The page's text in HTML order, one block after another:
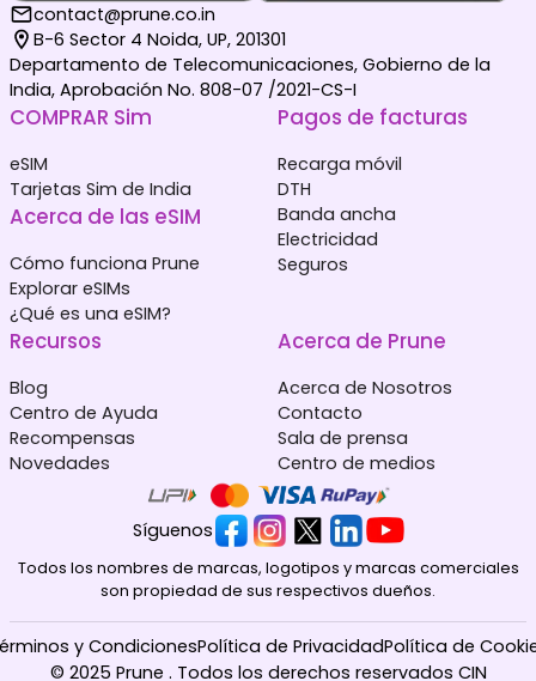
contact@prune.co.in
B-6 Sector 4 Noida, UP, 201301
Departamento de Telecomunicaciones, Gobierno de la
India, Aprobación No. 808-07 /2021-CS-I
COMPRAR Sim
eSIM
Tarjetas Sim de India
Acerca de las eSIM
Cómo funciona Prune
Explorar eSIMs
¿Qué es una eSIM?
Pagos de facturas
Recarga móvil
DTH
Banda ancha
Electricidad
Seguros
Recursos
Blog
Centro de Ayuda
Recompensas
Novedades
Acerca de Prune
Acerca de Nosotros
Contacto
Sala de prensa
Centro de medios
Síguenos
Todos los nombres de marcas, logotipos y marcas comerciales
son propiedad de sus respectivos dueños.
© 2025 Prune . Todos los derechos reservados CIN
y CondicionesPolítica de PrivacidadPolítica de